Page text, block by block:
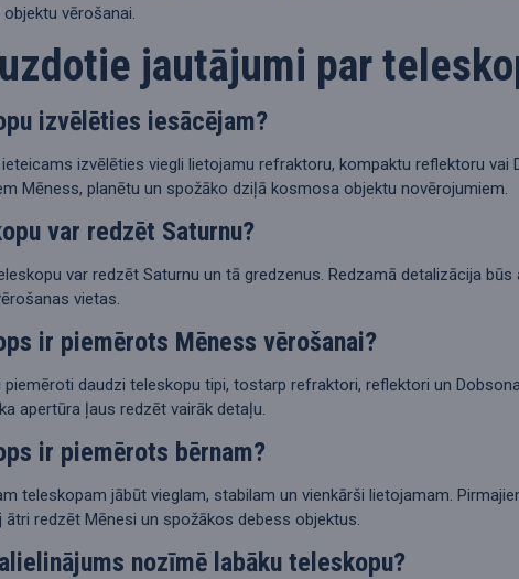
vērošanai.
jautājumi par
izvēlēties iesācējam?
izvēlēties viegli lietojamu refraktoru, kompaktu reflektoru
Mēness, planētu un spožāko dziļā kosmosa objektu novērojumiem.
var redzēt Saturnu?
var redzēt Saturnu un tā gredzenus. Redzamā detalizācija
vietas.
ir piemērots Mēness vērošanai?
daudzi teleskopu tipi, tostarp refraktori, reflektori un
apertūra ļaus redzēt vairāk detaļu.
ir piemērots bērnam?
teleskopam jābūt vieglam, stabilam un vienkārši lietojamam.
ātri redzēt Mēnesi un spožākos debess objektus.
nozīmē labāku teleskopu?